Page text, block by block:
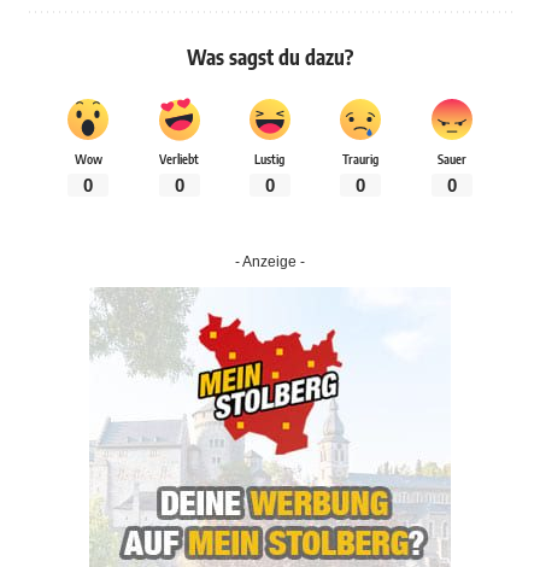
Was sagst du dazu?
Wow
0
Verliebt
0
Lustig
0
Traurig
0
Sauer
0
- Anzeige -